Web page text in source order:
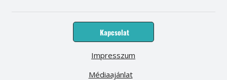
Kapcsolat
Médiaajánlat
Impresszum